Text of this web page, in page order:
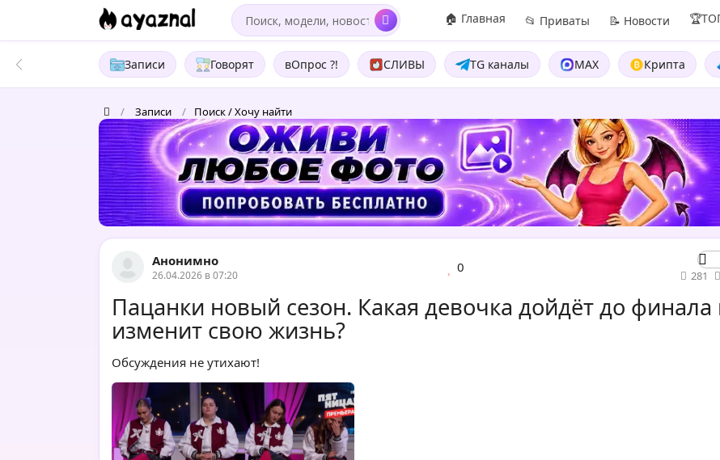
🏠 Главная 📂 Приваты 📝 Новости
Записи Говорят вОпрос ?! СЛИВЫ TG каналы MAX Крипта
/ Записи / Поиск / Хочу найти
Анонимно
26.04.2026 в 07:20 0
281
Пацанки новый сезон. Какая девочка дойдёт до финала
изменит свою жизнь?
Обсуждения не утихают!